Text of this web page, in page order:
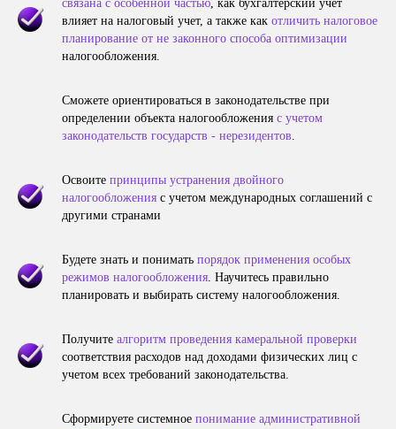
связана с особенной частью, как бухгалтерский учет
влияет на налоговый учет, а также как отличить налоговое
планирование от не законного способа оптимизации
налогообложения.
Сможете ориентироваться в законодательстве при
определении объекта налогообложения с учетом
законодательств государств - нерезидентов.
Освоите принципы устранения двойного
налогообложения с учетом международных соглашений с
другими странами
Будете знать и понимать порядок применения особых
режимов налогообложения. Научитесь правильно
планировать и выбирать систему налогообложения.
Получите алгоритм проведения камеральной проверки
соответствия расходов над доходами физических лиц с
учетом всех требований законодательства.
Сформируете системное понимание административной